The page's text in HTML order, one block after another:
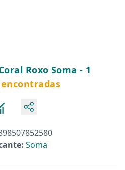
Roxo Soma - 1
Soma